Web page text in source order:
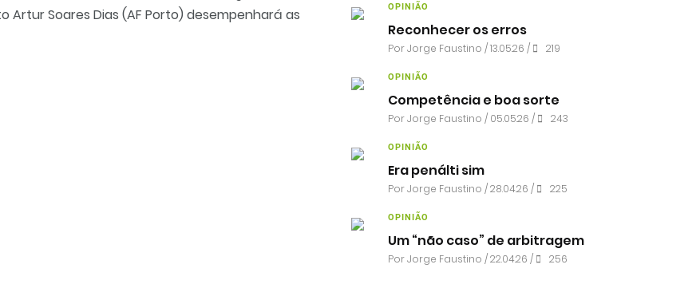
Artur Soares Dias (AF Porto) desempenhará as
OPINIÃO
Reconhecer os erros
PorJorge Faustino / 13.05.26 / 219
OPINIÃO
Competência e boa sorte
PorJorge Faustino / 05.05.26 / 243
OPINIÃO
Era penálti sim
PorJorge Faustino / 28.04.26 / 225
OPINIÃO
Um “não caso” de arbitragem
PorJorge Faustino / 22.04.26 / 256